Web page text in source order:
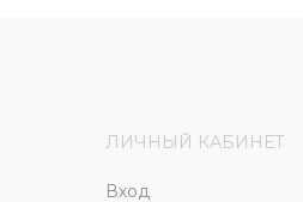
ЛИЧНЫЙ КАБИНЕТ
Вход